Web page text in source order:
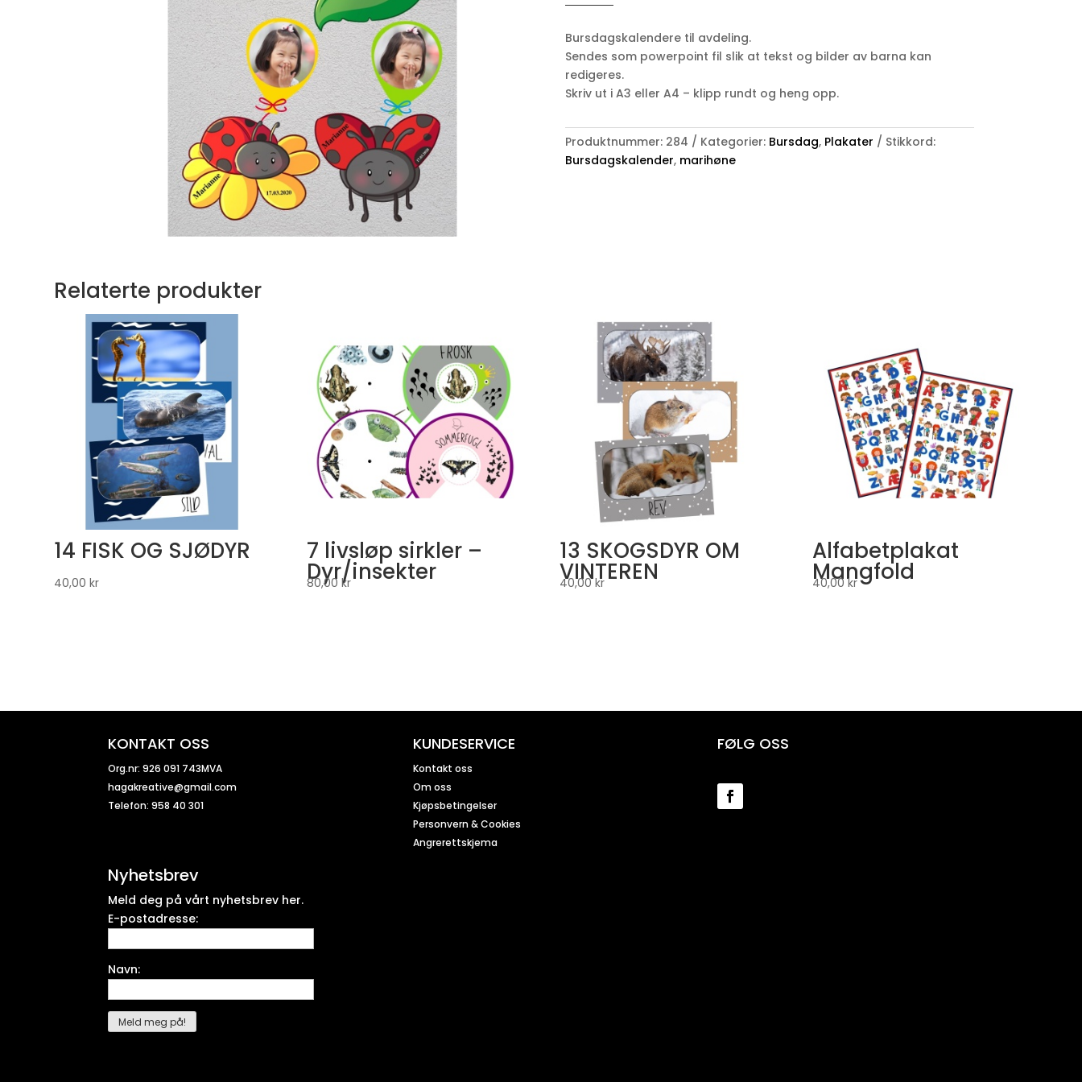
MARIHØNE
Bursdagskalendere til avdeling.
Sendes som powerpoint fil slik at tekst og bilder av barna kan
redigeres.
Skriv ut i A3 eller A4 – klipp rundt og heng opp.
Produktnummer: 284 Kategorier: Bursdag, Plakater
Stikkord:
Bursdagskalender, marihøne
Relaterte produkter
14 FISK OG SJØDYR
40,00kr
7 livsløp sirkler –
Dyr/insekter
80,00kr
13 SKOGSDYR OM
VINTEREN
40,00kr
Alfabetplakat
Mangfold
40,00kr
KONTAKT OSS
Org.nr: 926 091 743MVA
hagakreative@gmail.com
Telefon: 958 40 301
Nyhetsbrev
Meld deg på vårt nyhetsbrev her.
E-postadresse:
Navn:
KUNDESERVICE
Kontakt oss
Om oss
Kjøpsbetingelser
Personvern & Cookies
Angrerettskjema
FØLG OSS